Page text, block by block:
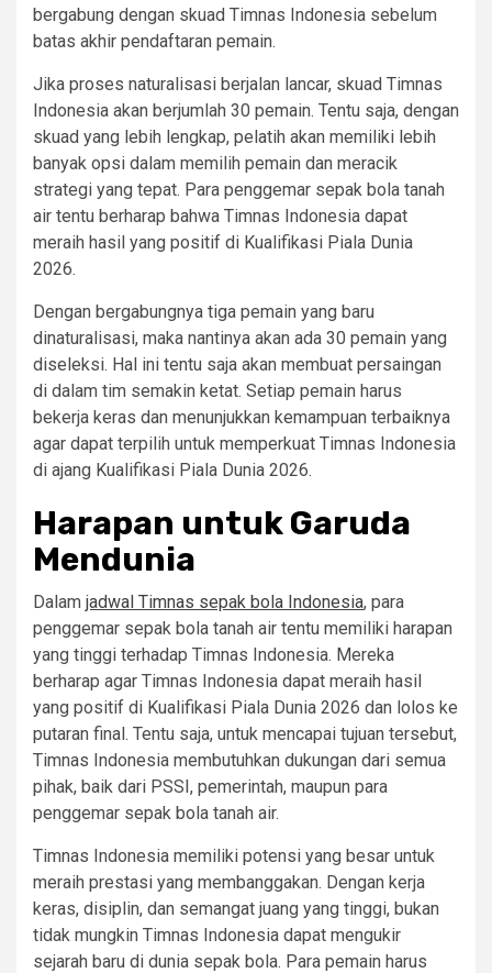
bergabung dengan skuad Timnas Indonesia sebelum
batas akhir pendaftaran pemain.
Jika proses naturalisasi berjalan lancar, skuad Timnas
Indonesia akan berjumlah 30 pemain. Tentu saja, dengan
skuad yang lebih lengkap, pelatih akan memiliki lebih
banyak opsi dalam memilih pemain dan meracik
strategi yang tepat. Para penggemar sepak bola tanah
air tentu berharap bahwa Timnas Indonesia dapat
meraih hasil yang positif di Kualifikasi Piala Dunia
2026.
Dengan bergabungnya tiga pemain yang baru
dinaturalisasi, maka nantinya akan ada 30 pemain yang
diseleksi. Hal ini tentu saja akan membuat persaingan
di dalam tim semakin ketat. Setiap pemain harus
bekerja keras dan menunjukkan kemampuan terbaiknya
agar dapat terpilih untuk memperkuat Timnas Indonesia
di ajang Kualifikasi Piala Dunia 2026.
Harapan untuk Garuda
Mendunia
Dalam jadwal Timnas sepak bola Indonesia, para
penggemar sepak bola tanah air tentu memiliki harapan
yang tinggi terhadap Timnas Indonesia. Mereka
berharap agar Timnas Indonesia dapat meraih hasil
yang positif di Kualifikasi Piala Dunia 2026 dan lolos ke
putaran final. Tentu saja, untuk mencapai tujuan tersebut,
Timnas Indonesia membutuhkan dukungan dari semua
pihak, baik dari PSSI, pemerintah, maupun para
penggemar sepak bola tanah air.
Timnas Indonesia memiliki potensi yang besar untuk
meraih prestasi yang membanggakan. Dengan kerja
keras, disiplin, dan semangat juang yang tinggi, bukan
tidak mungkin Timnas Indonesia dapat mengukir
sejarah baru di dunia sepak bola. Para pemain harus